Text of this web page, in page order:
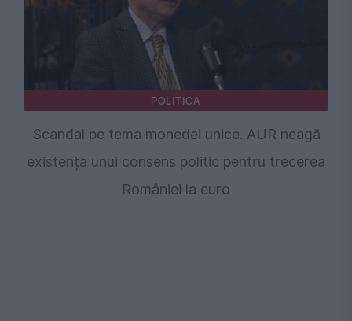
POLITICA
Scandal pe tema monedei unice. AUR neagă
existența unui consens politic pentru trecerea
României la euro